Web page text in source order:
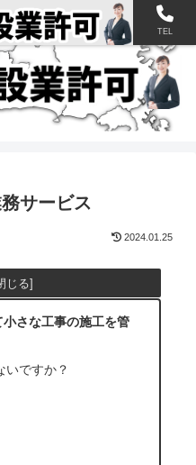
支援【新規・更新・経審】
サービス
2024.01.25
さな工事の施工を管
いですか？
TEL